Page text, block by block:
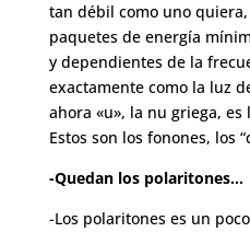
tan débil como uno
paquetes de energía
y dependientes de la
exactamente como la luz
ahora «u», la nu griega,
Estos son los fonones, los
-Quedan los polaritones…
-Los polaritones es un